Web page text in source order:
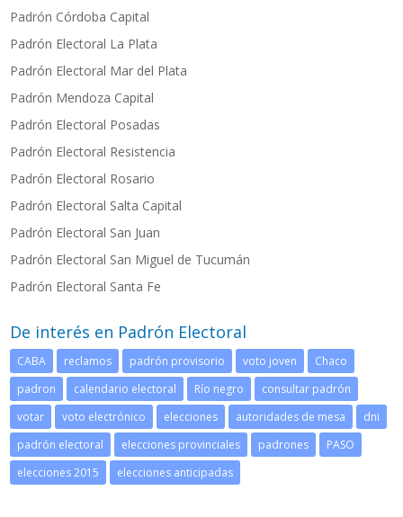
Padrón Córdoba Capital
Padrón Electoral La Plata
Padrón Electoral Mar del Plata
Padrón Mendoza Capital
Padrón Electoral Posadas
Padrón Electoral Resistencia
Padrón Electoral Rosario
Padrón Electoral Salta Capital
Padrón Electoral San Juan
Padrón Electoral San Miguel de Tucumán
Padrón Electoral Santa Fe
De interés en Padrón Electoral
CABA reclamos padrón provisorio voto joven
Chaco
padron
calendario electoral Río negro
consultar padrón
votar
voto electrónico elecciones autoridades de mesa
dni
padrón electoral
elecciones provinciales padrones
PASO
elecciones 2015
elecciones anticipadas